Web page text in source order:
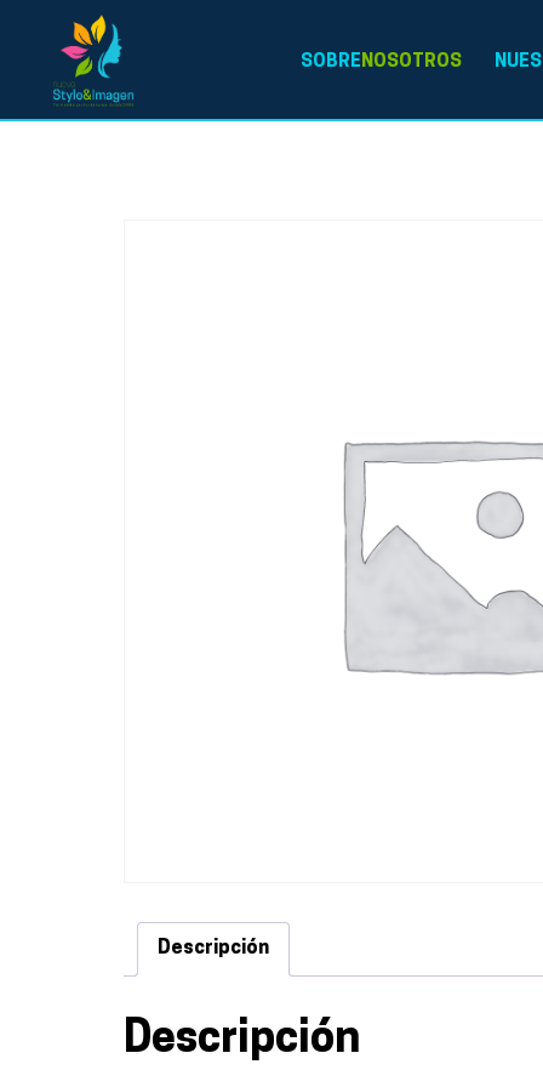
SOBRENOSOTROS
Descripción
Descripción